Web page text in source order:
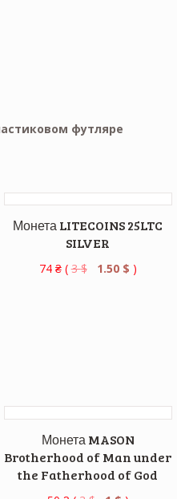
футляре
Монета LITECOINS 25LTC
SILVER
74 ₴(3$ 1.50 $ )
Монета MASON
Brotherhood of Man under
the Fatherhood of God